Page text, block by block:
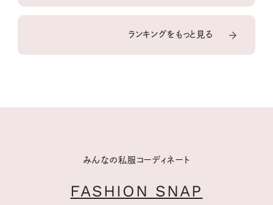
ランキングをもっと見る
みんなの私服コーディネート
FASHION SNAP